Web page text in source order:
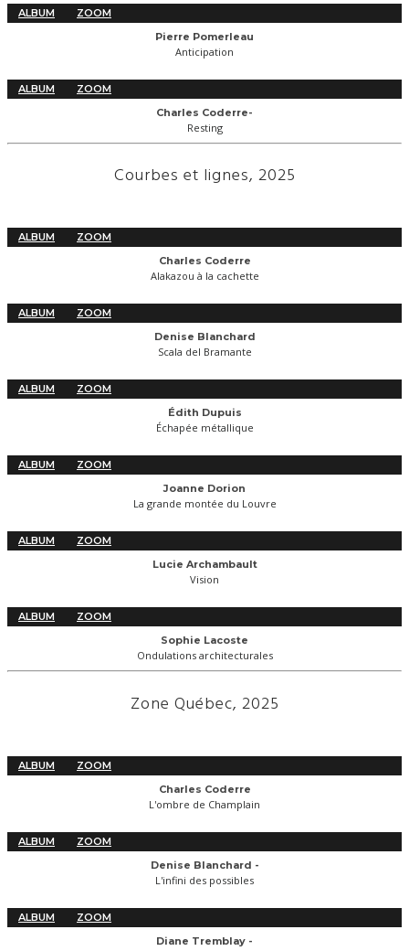
ALBUM
ZOOM
Pierre Pomerleau
Anticipation
ALBUM
ZOOM
Charles Coderre-
Resting
Courbes et lignes, 2025
ALBUM
ZOOM
Charles Coderre
Alakazou à la cachette
ALBUM
ZOOM
Denise Blanchard
Scala del Bramante
ALBUM
ZOOM
Édith Dupuis
Échapée métallique
ALBUM
ZOOM
Joanne Dorion
La grande montée du Louvre
ALBUM
ZOOM
Lucie Archambault
Vision
ALBUM
ZOOM
Sophie Lacoste
Ondulations architecturales
Zone Québec, 2025
ALBUM
ZOOM
Charles Coderre
L'ombre de Champlain
ALBUM
ZOOM
Denise Blanchard -
L'infini des possibles
ALBUM
ZOOM
Diane Tremblay -